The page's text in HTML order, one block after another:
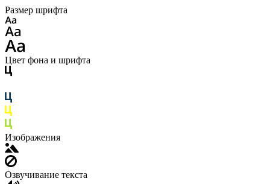
Размер шрифта
Цвет фона и шрифта
Изображения
Озвучивание текста